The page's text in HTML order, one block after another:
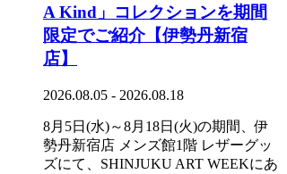
A Kind」コレクションを期間
限定でご紹介【伊勢丹新宿
店】
2026.08.05 - 2026.08.18
8月5日(水)～8月18日(火)の期間、伊
勢丹新宿店 メンズ館1階 レザーグッ
ズにて、SHINJUKU ART WEEKにあ